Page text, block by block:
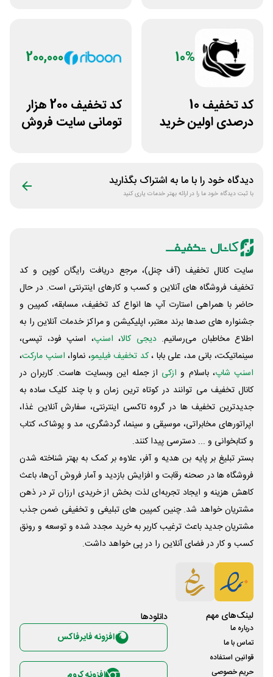
10%
کد تخفیف 10
درصدی اولین خرید
200,000
کد تخفیف 200 هزار
تومانی سایت فروش
دیدگاه خود را با ما به اشتراک بگذارید
با ثبت دیدگاه خود ما را در ارائه بهتر خدمات یاری کنید
سایت کانال تخفیف (آف چنل)، مرجع دریافت رایگان کوپن و کد
تخفیف فروشگاه های آنلاین و کسب و‌ کارهای اینترنتی است. در حال
حاضر با همراهی استارت آپ ها انواع کد تخفیف، مسابقه، کمپین و
جشنواره های صدها برند معتبر، اپلیکیشن و مراکز خدمات آنلاین را به
اطلاع مخاطبان می‌رسانیم. دیجی کالا، اسنپ، اسنپ فود، تپسی،
سینماتیکت، بانی مد، علی‌ بابا ،کد تخفیف فیلیمو، نماوا، اسنپ مارکت،
اسنپ شاپ، باسلام و ازکی از جمله این وبسایت ‌هاست. کاربران در
کانال تخفیف می توانند در کوتاه ترین زمان و با چند کلیک ساده به
جدیدترین تخفیف ها در گروه تاکسی اینترنتی، سفارش آنلاین غذا،
اپراتورهای مخابراتی، موسیقی و سینما، گردشگری، مد و پوشاک، کتاب
و کتابخوانی و ... دسترسی پیدا کنند.
بستر تبلیغ بر پایه بن هدیه و آفر، علاوه بر کمک به بهتر شناخته شدن
فروشگاه ها در صحنه رقابت و افزایش بازدید و آمار فروش آن‌ها، باعث
کاهش هزینه و ایجاد تجربه‌ای لذت بخش از خریدی ارزان تر در ذهن
مشتریان خواهد شد. چنین کمپین های تبلیغی و تخفیفی ضمن جذب
مشتریان جدید باعث ترغیب کاربر به خرید مجدد شده و توسعه و رونق
کسب و کار در فضای آنلاین را در پی خواهد داشت.
لینک‌های مهم
درباره ما
تماس با ما
قوانین استفاده
حریم خصوصی
دانلود‌ها
افزونه فایرفاکس